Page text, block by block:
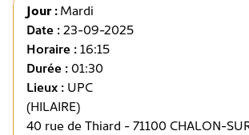
Jour :Mardi
Date :23-09-2025
Horaire :16:15
Durée :01:30
Lieux : UPC
(HILAIRE)
40 rue de Thiard - 71100 CHALON-